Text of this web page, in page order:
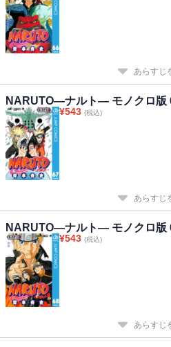
あらすじ
NARUTO―ナルト― モノクロ版
¥543 (税込)
あらすじ
NARUTO―ナルト― モノクロ版
¥543 (税込)
あらすじ